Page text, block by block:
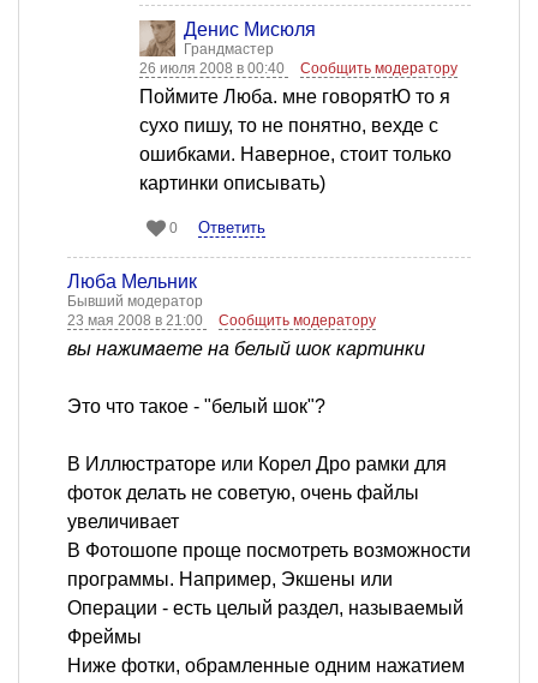
Денис Мисюля
Грандмастер
26 июля 2008 в 00:40
Сообщить модератору
Поймите Люба. мне говорятЮ то я
сухо пишу, то не понятно, вехде с
ошибками. Наверное, стоит только
картинки описывать)
0 Ответить
Люба Мельник
Бывший модератор
23 мая 2008 в 21:00
Сообщить модератору
вы нажимаете на белый шок картинки
Это что такое - "белый шок"?
В Иллюстраторе или Корел Дро рамки для
фоток делать не советую, очень файлы
увеличивает
В Фотошопе проще посмотреть возможности
программы. Например, Экшены или
Операции - есть целый раздел, называемый
Фреймы
Ниже фотки, обрамленные одним нажатием